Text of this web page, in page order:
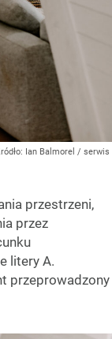
Ian Balmorel / serwis
przestrzeni,
przez
litery A.
przeprowadzony